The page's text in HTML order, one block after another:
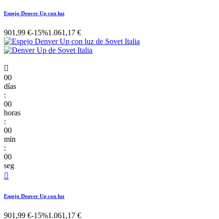
Espejo Denver Up con luz
901,99 €-15%1.061,17 €

00
días
:
00
horas
:
00
min
:
00
seg

Espejo Denver Up con luz
901,99 €-15%1.061,17 €